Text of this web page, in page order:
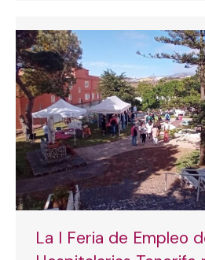
La I Feria de Empleo